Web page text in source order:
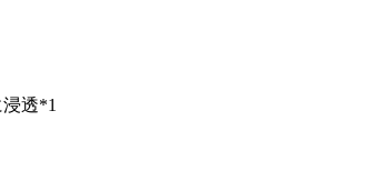
透*1